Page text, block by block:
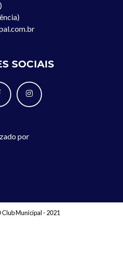
SOCIAIS
por
Municipal - 2021